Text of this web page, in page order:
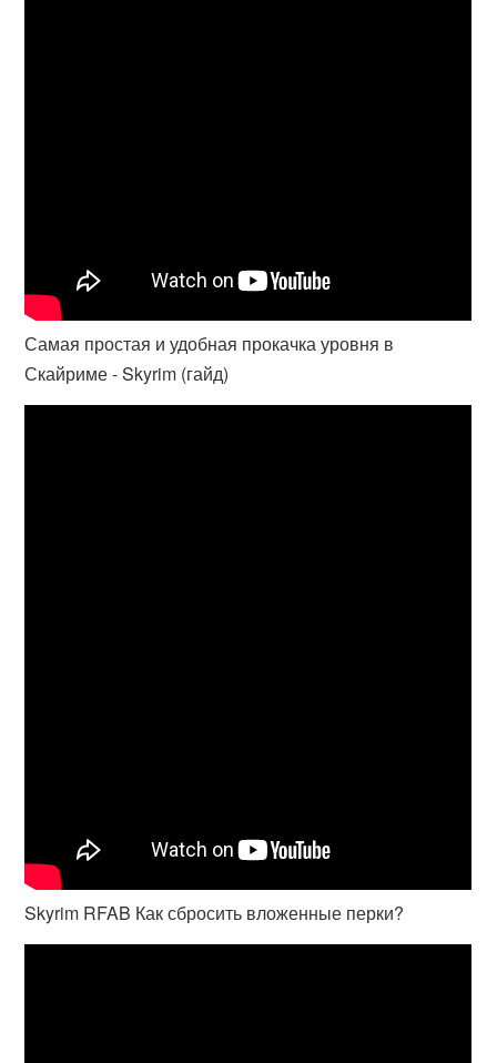
Самая простая и удобная прокачка уровня в
Скайриме - Skyrim (гайд)
Skyrim RFAB Как сбросить вложенные перки?